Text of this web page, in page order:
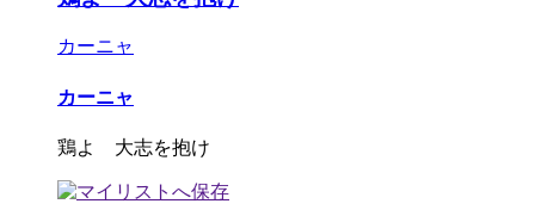
カーニャ
カーニャ
鶏よ 大志を抱け